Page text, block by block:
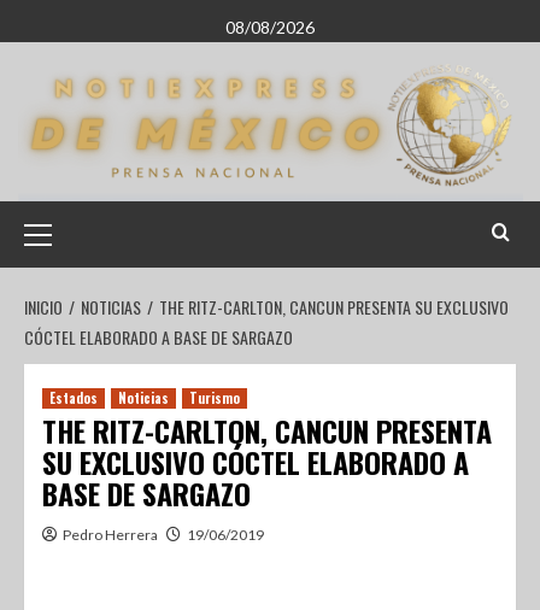
08/08/2026
INICIO NOTICIAS
THE RITZ-CARLTON, CANCUN PRESENTA SU EXCLUSIVO
CÓCTEL ELABORADO A BASE DE SARGAZO
Estados Noticias Turismo
THE RITZ-CARLTON, CANCUN PRESENTA
SU EXCLUSIVO CÓCTEL ELABORADO A
BASE DE SARGAZO
Pedro Herrera 19/06/2019